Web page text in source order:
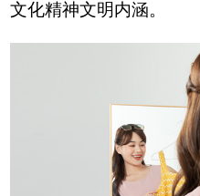
文化精神文明内涵。